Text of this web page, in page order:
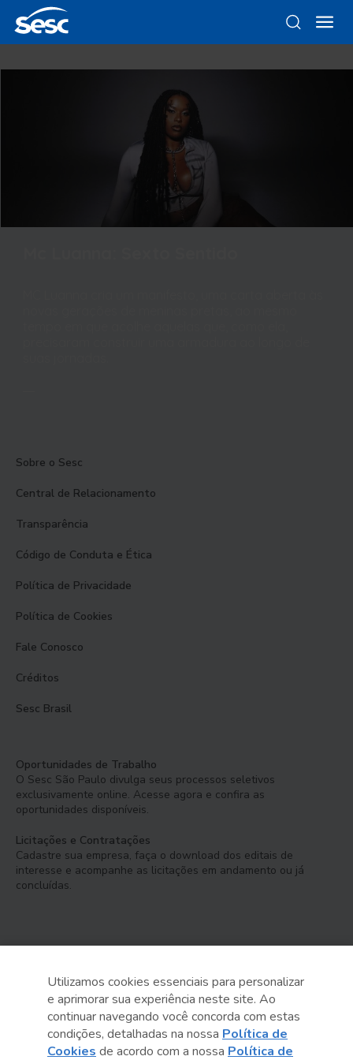
Sobre o Sesc
Central de Relacionamento
Transparência
Código de Conduta e Ética
Política de Privacidade
Política de Cookies
Fale Conosco
Créditos
Sesc Brasil
Oportunidades de Trabalho
O Sesc São Paulo divulga seus processos seletivos
exclusivamente online. Acesse agora e confira as
oportunidades disponíveis.
Licitações e Contratações
Cadastre sua empresa, faça o download dos editais de
interesse e acompanhe as licitações em andamento ou já
concluídas.
Serviço Social do Comércio
Administração Regional no Estado de São Paulo
Utilizamos cookies essenciais para personalizar
e aprimorar sua experiência neste site. Ao
continuar navegando você concorda com estas
condições, detalhadas na nossa Política de
Cookies de acordo com a nossa Política de